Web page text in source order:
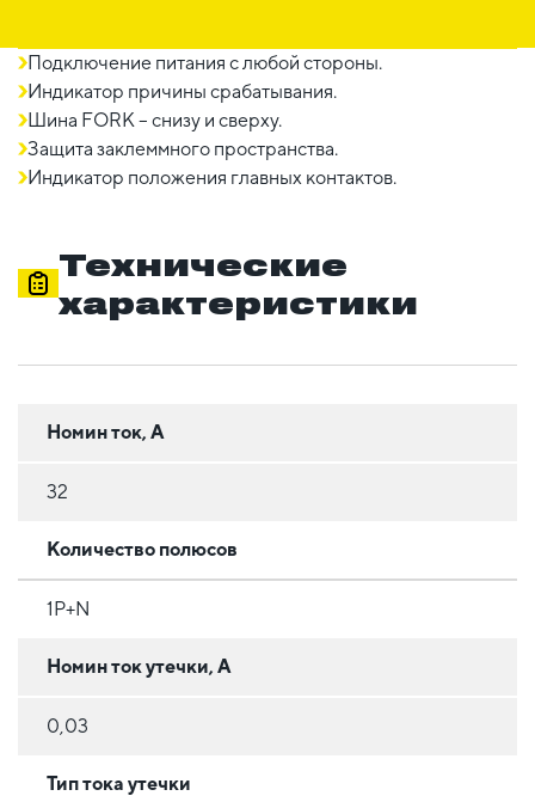
Подключение питания с любой стороны.
Индикатор причины срабатывания.
Шина FORK – снизу и сверху.
Защита заклеммного пространства.
Индикатор положения главных контактов.
Технические
характеристики
Номин ток, А
32
Количество полюсов
1Р+N
Номин ток утечки, А
0,03
Тип тока утечки